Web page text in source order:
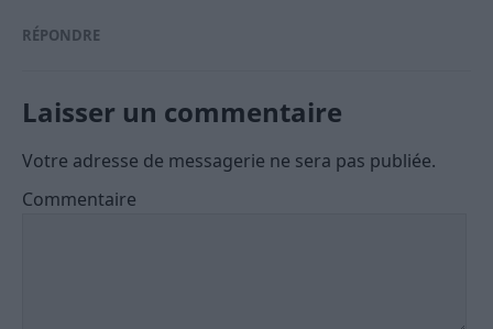
RÉPONDRE
Laisser un commentaire
Votre adresse de messagerie ne sera pas publiée.
Commentaire